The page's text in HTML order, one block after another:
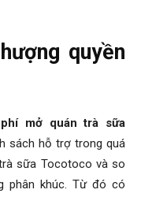
quyền
mở quán trà sữa
sách hỗ trợ trong quá
sữa Tocotoco và so
phân khúc. Từ đó có